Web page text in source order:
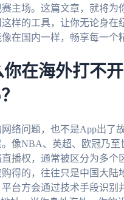
主场。这篇文章，就将为
样的工具，让你无论身在
在国内一样，畅享每一个
你在海外打不
络问题，也不是App出了
像NBA、英超、欧冠乃至
播权，通常被区分为多个
得的，往往只是中国大陆
台方会通过技术手段识别